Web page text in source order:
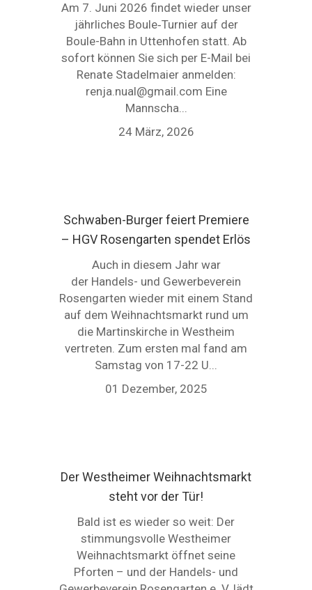
Am 7. Juni 2026 findet wieder unser
jährliches Boule‑Turnier auf der
Boule-Bahn in Uttenhofen statt. Ab
sofort können Sie sich per E-Mail bei
Renate Stadelmaier anmelden:
renja.nual@gmail.com Eine
Mannscha...
24 März, 2026
Schwaben-Burger feiert Premiere
– HGV Rosengarten spendet Erlös
Auch in diesem Jahr war
der Handels- und Gewerbeverein
Rosengarten wieder mit einem Stand
auf dem Weihnachtsmarkt rund um
die Martinskirche in Westheim
vertreten. Zum ersten mal fand am
Samstag von 17-22 U...
01 Dezember, 2025
Der Westheimer Weihnachtsmarkt
steht vor der Tür!
Bald ist es wieder so weit: Der
stimmungsvolle Westheimer
Weihnachtsmarkt öffnet seine
Pforten – und der Handels- und